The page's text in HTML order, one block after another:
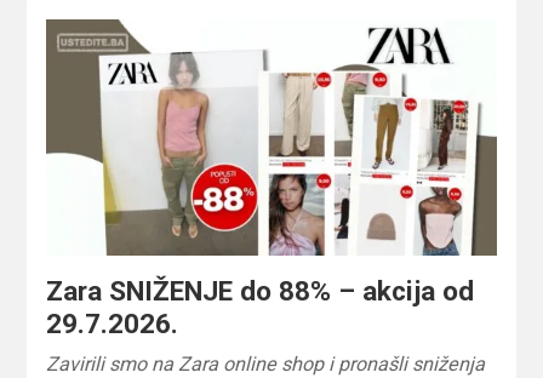
Zara SNIŽENJE do 88% – akcija od
29.7.2026.
Zavirili smo na Zara online shop i pronašli sniženja